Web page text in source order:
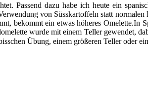
Passend dazu habe ich heute ein
von Süsskartoffeln statt
bekommt ein etwas höheres Omelette.In
wurde mit einem Teller gewendet,
Übung, einem größeren Teller oder